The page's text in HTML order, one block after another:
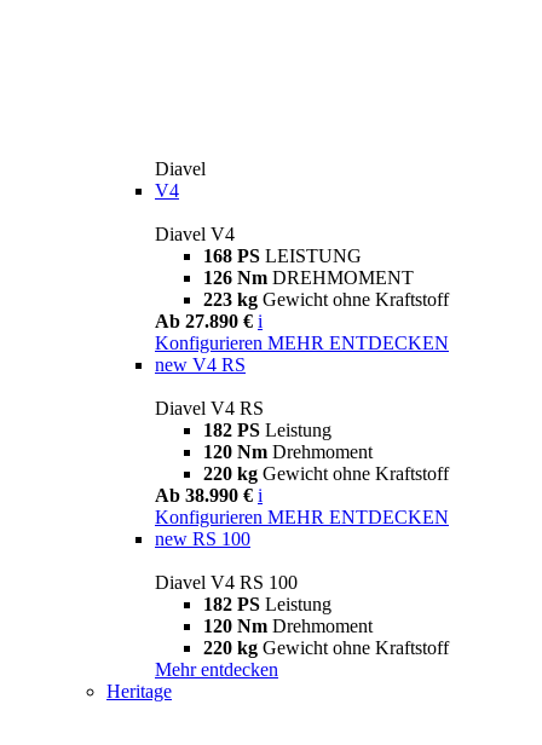
Diavel
V4
Diavel V4
168 PS LEISTUNG
126 Nm DREHMOMENT
223 kg Gewicht ohne Kraftstoff
Ab 27.890 € i
Konfigurieren MEHR ENTDECKEN
new V4 RS
Diavel V4 RS
182 PS Leistung
120 Nm Drehmoment
220 kg Gewicht ohne Kraftstoff
Ab 38.990 € i
Konfigurieren MEHR ENTDECKEN
new RS 100
Diavel V4 RS 100
182 PS Leistung
120 Nm Drehmoment
220 kg Gewicht ohne Kraftstoff
Mehr entdecken
Heritage